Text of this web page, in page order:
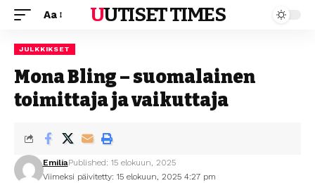
Aa UUTISET TIMES
JULKKIKSET
Mona Bling – suomalainen
toimittaja ja vaikuttaja
Viimeksi päivitetty: 15 elokuun, 2025 4:27 pm
EmiliaPublished: 15 elokuun, 2025